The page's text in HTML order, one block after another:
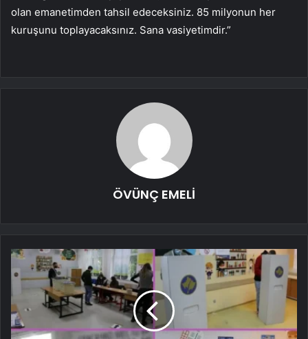
olan emanetimden tahsil edeceksiniz. 85 milyonun her
kuruşunu toplayacaksınız. Sana vasiyetimdir.”
ÖVÜNÇ EMELİ